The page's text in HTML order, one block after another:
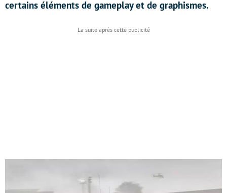
certains éléments de gameplay et de graphismes.